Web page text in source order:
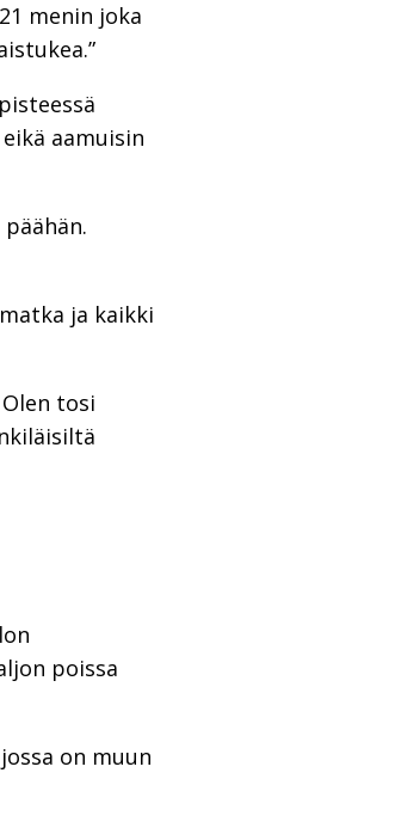
menin joka
aamuisin
ja kaikki
tosi
poissa
on muun